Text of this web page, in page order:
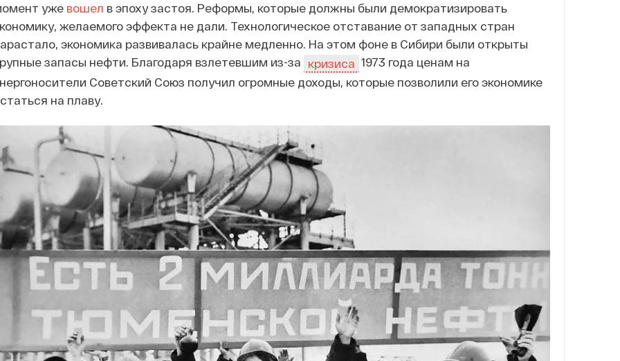
уже вошел в эпоху застоя. Реформы, которые должны были демократизировать
желаемого эффекта не дали. Технологическое отставание от западных стран
экономика развивалась крайне медленно. На этом фоне в Сибири были открыты
запасы нефти. Благодаря взлетевшим из-за кризиса 1973 года ценам на
Советский Союз получил огромные доходы, которые позволили его экономике
на плаву.